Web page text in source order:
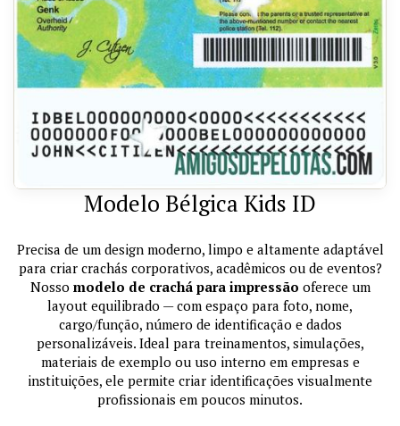
Modelo Bélgica Kids ID
Precisa de um design moderno, limpo e altamente adaptável
para criar crachás corporativos, acadêmicos ou de eventos?
Nosso modelo de crachá para impressão oferece um
layout equilibrado — com espaço para foto, nome,
cargo/função, número de identificação e dados
personalizáveis. Ideal para treinamentos, simulações,
materiais de exemplo ou uso interno em empresas e
instituições, ele permite criar identificações visualmente
profissionais em poucos minutos.